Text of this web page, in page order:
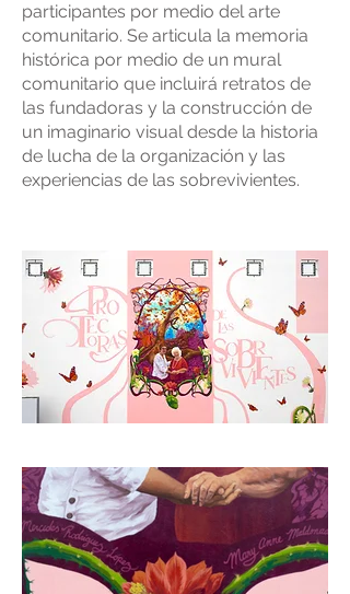
participantes por medio del arte
comunitario. Se articula la memoria
histórica por medio de un mural
comunitario que incluirá retratos de
las fundadoras y la construcción de
un imaginario visual desde la historia
de lucha de la organización y las
experiencias de las sobrevivientes.